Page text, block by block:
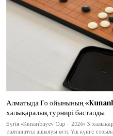
Алматыда Го ойынының
халықаралық турнирі басталды
Бүгін «Kunanbayev Cup – 2026» 3-
салтанатты ашылуы өтті. Үш күнге